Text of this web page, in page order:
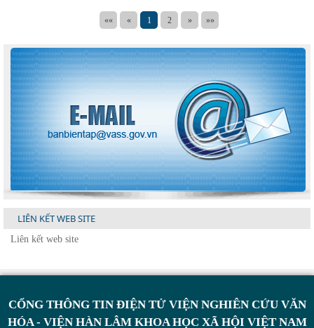
«« « 1 2 » »»
LIÊN KẾT WEB SITE
CỔNG THÔNG TIN ĐIỆN TỬ VIỆN NGHIÊN CỨU VĂN
HÓA - VIỆN HÀN LÂM KHOA HỌC XÃ HỘI VIỆT NAM